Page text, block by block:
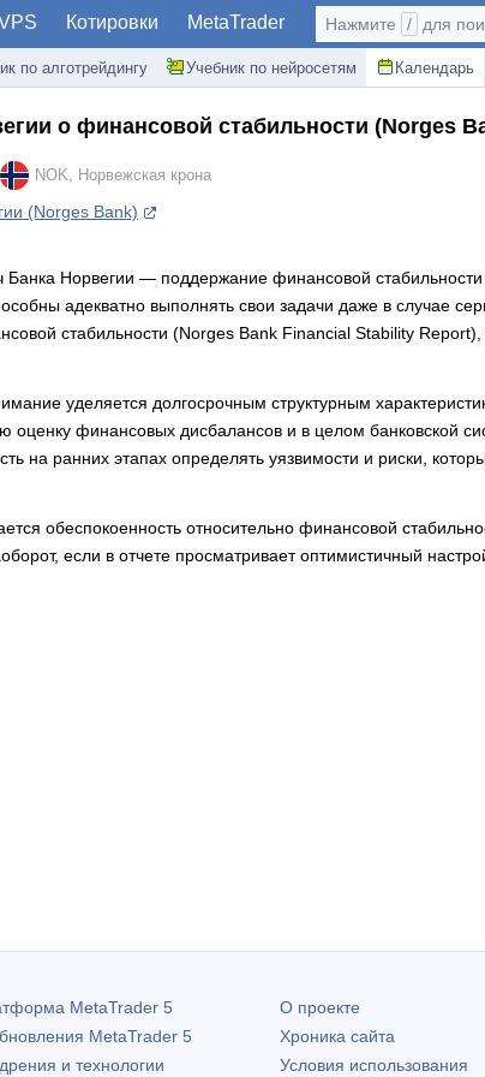
Котировки MetaTrader
по алготрейдингу Учебник по нейросетям Календарь
Нажмите / для
о финансовой стабильности (Norges
NOK, Норвежская крона
(Norges Bank)
Норвегии — поддержание финансовой стабильности
адекватно выполнять свои задачи даже в случае
стабильности (Norges Bank Financial Stability
уделяется долгосрочным структурным
оценку финансовых дисбалансов и в целом банковской
на ранних этапах определять уязвимости и риски,
обеспокоенность относительно финансовой
если в отчете просматривает оптимистичный
MetaTrader 5
MetaTrader 5
и технологии
О проекте
Хроника сайта
Условия использования